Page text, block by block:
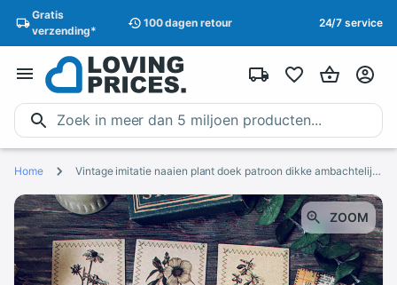
Gratis
verzending*
100 dagen retour 24/7 service
Home Vintage imitatie naaien plant doek patroon dikke ambachtelijke papier Scrapbooking decoratie DIY creatieve Journal Dagboek Planner Kaart
ZOOM